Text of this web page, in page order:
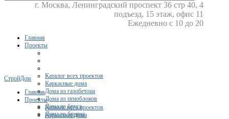
г. Москва, Ленинградский проспект 36 стр 40, 4
подъезд, 15 этаж, офис 11
Ежедневно с 10 до 20
Главная
Проекты
Каталог всех проектов
Каркасные дома
Дома из газобетона
Дома из пеноблоков
Дома из бруса
Дома из бревна
СтройДом
Главная
Проекты
Каталог всех проектов
Каркасные дома